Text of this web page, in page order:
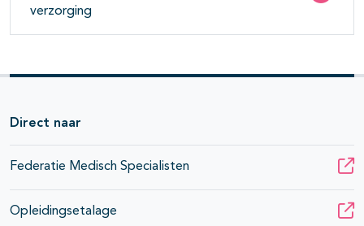
verzorging
Direct naar
Federatie Medisch Specialisten
Opleidingsetalage